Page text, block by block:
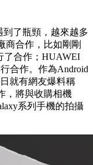
了瓶頸，越來越多
商合作，比如剛剛
了合作；HUAWEI
合作。作為Android
就有網友爆料稱
，將與收購相機
系列手機的拍攝